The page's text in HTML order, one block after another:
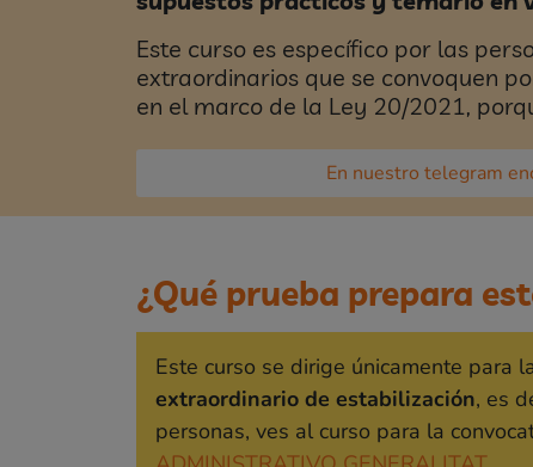
Este curso es específico por las
extraordinarios que se convoquen
en el marco de la Ley 20/2021,
En nuestro telegram
¿Qué prueba prepara
Este curso se dirige únicamente para
extraordinario de estabilización, es
personas, ves al curso para la